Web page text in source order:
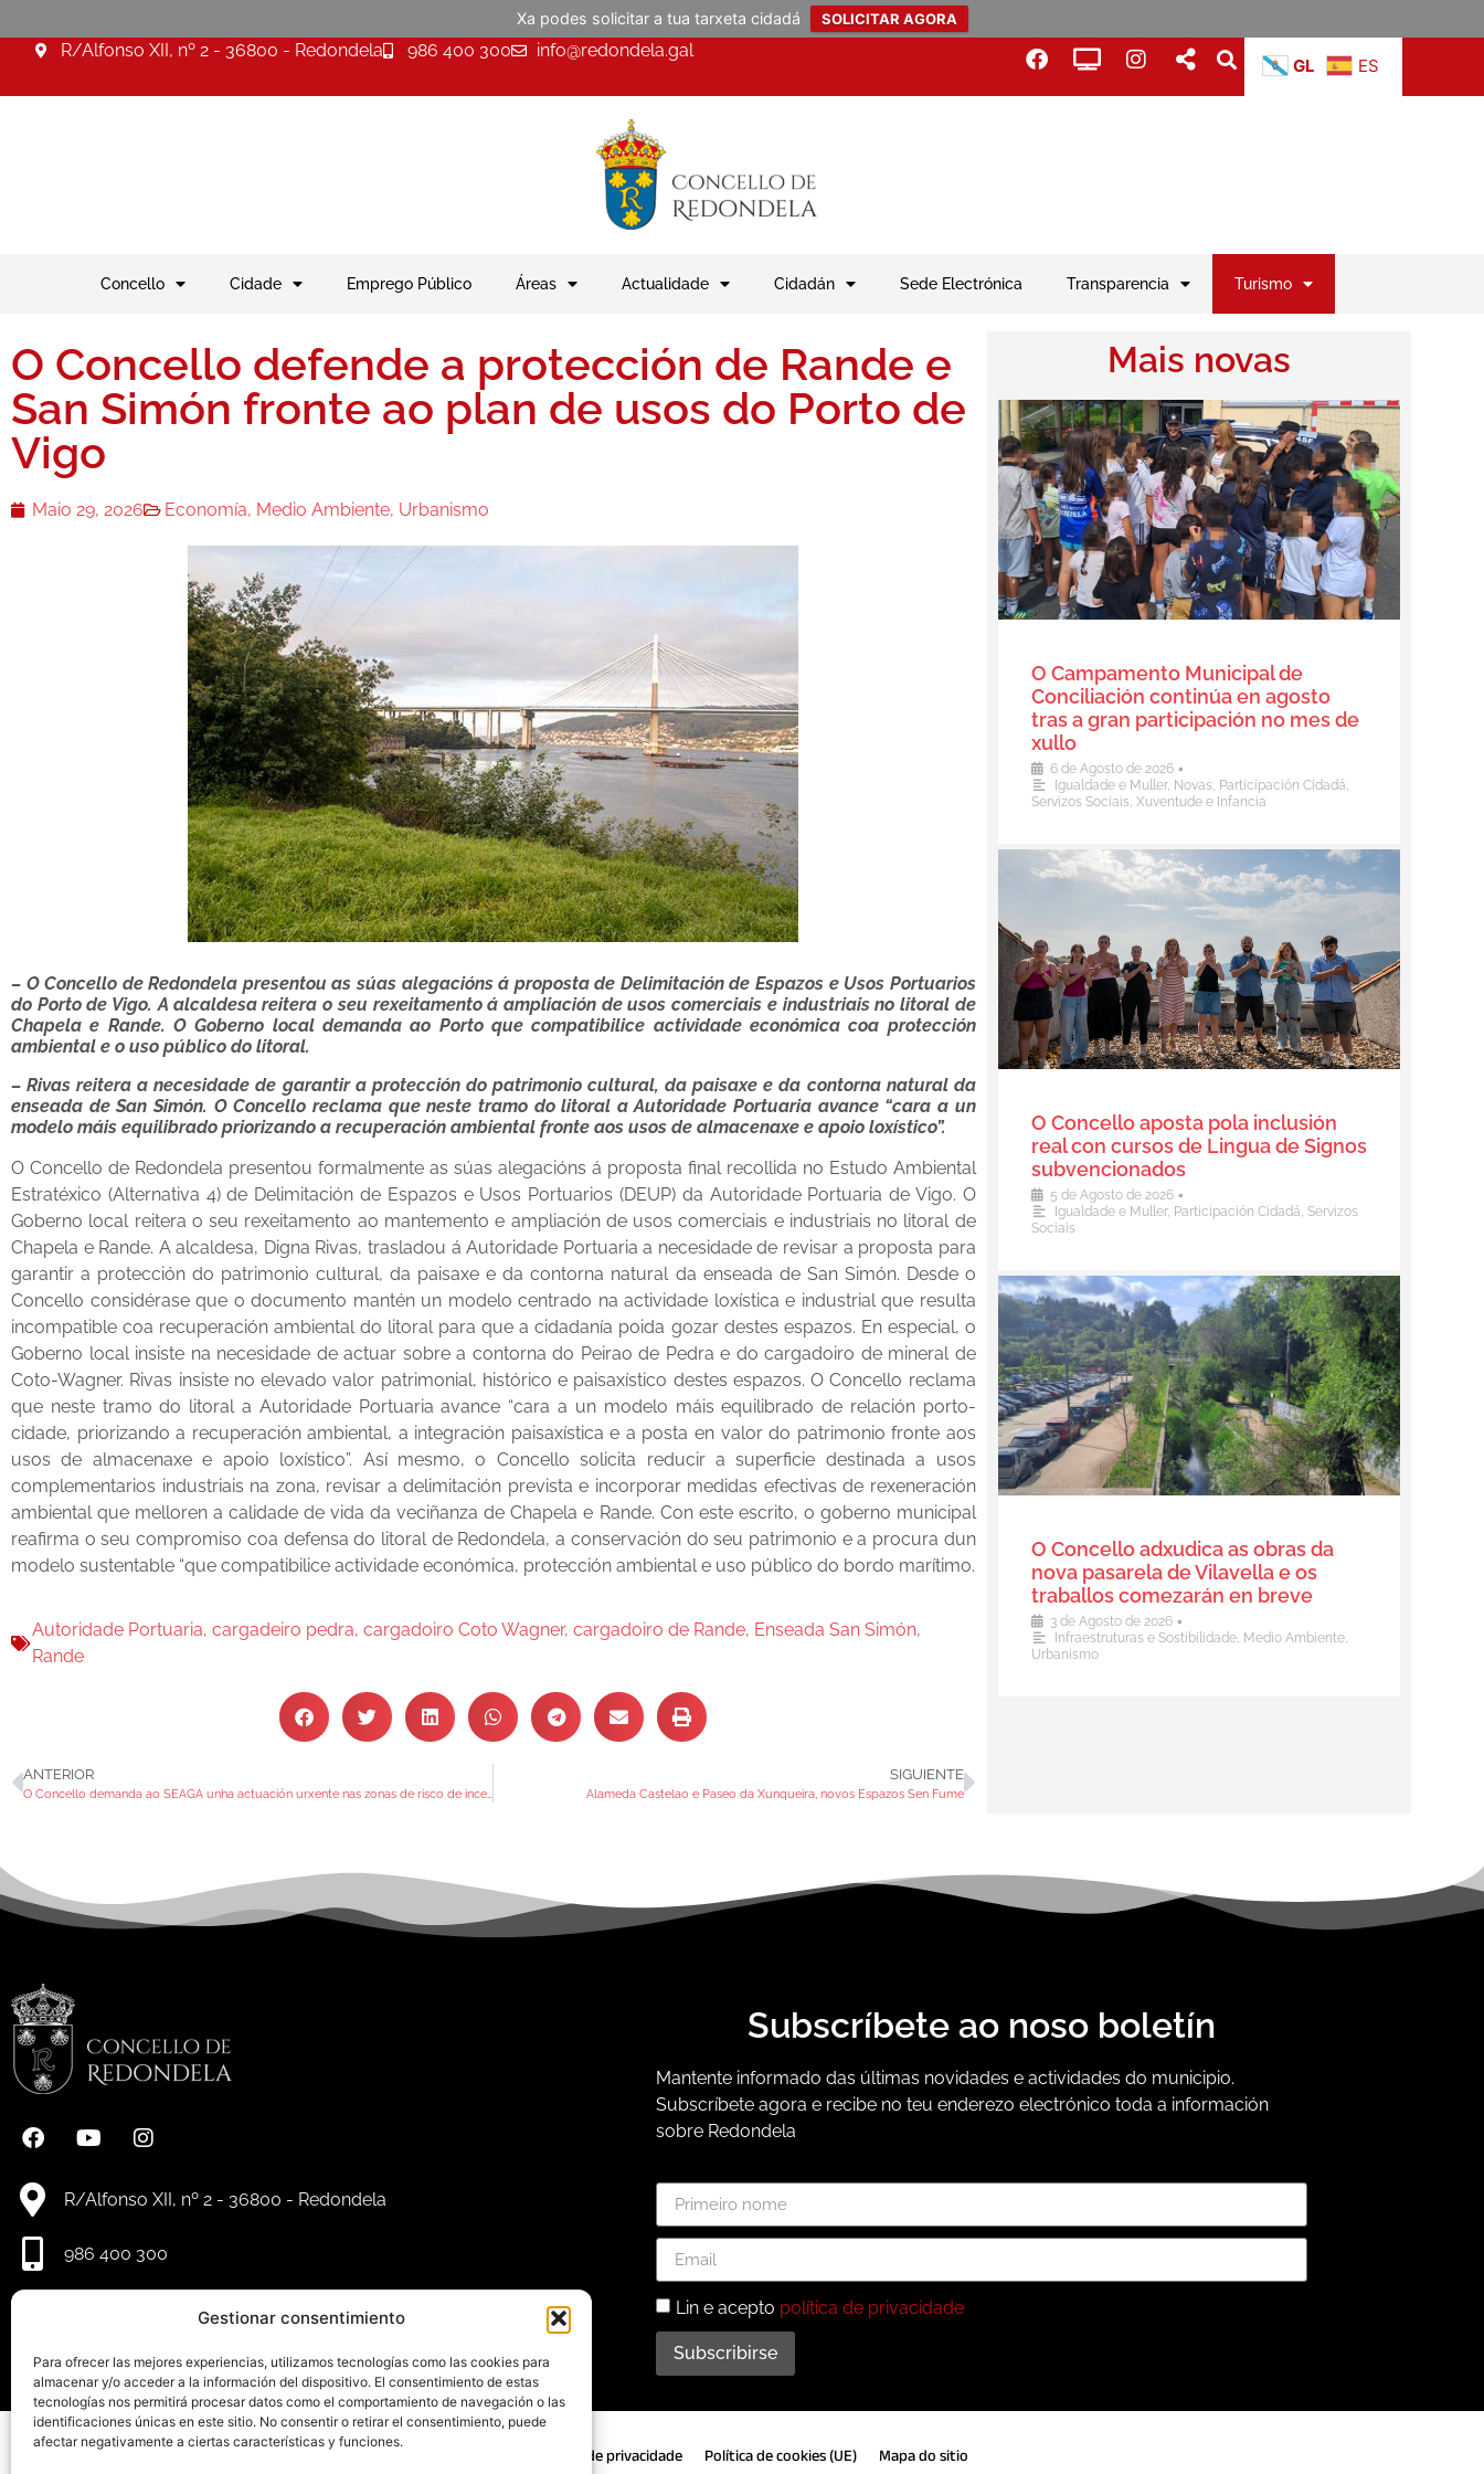
Gestionar consentimiento
Para ofrecer las mejores experiencias, utilizamos tecnologías como las cookies para
almacenar y/o acceder a la información del dispositivo. El consentimiento de estas
tecnologías nos permitirá procesar datos como el comportamiento de navegación o las
identificaciones únicas en este sitio. No consentir o retirar el consentimiento, puede
afectar negativamente a ciertas características y funciones.
Xa podes solicitar a tua tarxeta cidadá SOLICITAR AGORA
R/Alfonso XII, nº 2 - 36800 - Redondela 986 400 300 info@redondela.gal
GL ES
Concello Cidade Emprego Público Áreas Actualidade Cidadán Sede Electrónica Transparencia Turismo
O Concello defende a protección de Rande e
San Simón fronte ao plan de usos do Porto de
Vigo
Maio 29, 2026 Economía, Medio Ambiente, Urbanismo
– O Concello de Redondela presentou as súas alegacións á proposta de Delimitación de Espazos e Usos Portuarios
do Porto de Vigo. A alcaldesa reitera o seu rexeitamento á ampliación de usos comerciais e industriais no litoral de
Chapela e Rande. O Goberno local demanda ao Porto que compatibilice actividade económica coa protección
ambiental e o uso público do litoral.
– Rivas reitera a necesidade de garantir a protección do patrimonio cultural, da paisaxe e da contorna natural da
enseada de San Simón. O Concello reclama que neste tramo do litoral a Autoridade Portuaria avance “cara a un
modelo máis equilibrado priorizando a recuperación ambiental fronte aos usos de almacenaxe e apoio loxístico”.
O Concello de Redondela presentou formalmente as súas alegacións á proposta final recollida no Estudo Ambiental
Estratéxico (Alternativa 4) de Delimitación de Espazos e Usos Portuarios (DEUP) da Autoridade Portuaria de Vigo. O
Goberno local reitera o seu rexeitamento ao mantemento e ampliación de usos comerciais e industriais no litoral de
Chapela e Rande. A alcaldesa, Digna Rivas, trasladou á Autoridade Portuaria a necesidade de revisar a proposta para
garantir a protección do patrimonio cultural, da paisaxe e da contorna natural da enseada de San Simón. Desde o
Concello considérase que o documento mantén un modelo centrado na actividade loxística e industrial que resulta
incompatible coa recuperación ambiental do litoral para que a cidadanía poida gozar destes espazos. En especial, o
Goberno local insiste na necesidade de actuar sobre a contorna do Peirao de Pedra e do cargadoiro de mineral de
Coto-Wagner. Rivas insiste no elevado valor patrimonial, histórico e paisaxístico destes espazos. O Concello reclama
que neste tramo do litoral a Autoridade Portuaria avance “cara a un modelo máis equilibrado de relación porto-
cidade, priorizando a recuperación ambiental, a integración paisaxística e a posta en valor do patrimonio fronte aos
usos de almacenaxe e apoio loxístico”. Así mesmo, o Concello solicita reducir a superficie destinada a usos
complementarios industriais na zona, revisar a delimitación prevista e incorporar medidas efectivas de rexeneración
ambiental que melloren a calidade de vida da veciñanza de Chapela e Rande. Con este escrito, o goberno municipal
reafirma o seu compromiso coa defensa do litoral de Redondela, a conservación do seu patrimonio e a procura dun
modelo sustentable “que compatibilice actividade económica, protección ambiental e uso público do bordo marítimo.
Autoridade Portuaria, cargadeiro pedra, cargadoiro Coto Wagner, cargadoiro de Rande, Enseada San Simón,
Rande
ANTERIOR
O Concello demanda ao SEAGA unha actuación urxente nas zonas de risco de incendio forestal
SIGUIENTE
Alameda Castelao e Paseo da Xunqueira, novos Espazos Sen Fume
Mais novas
O Campamento Municipal de
Conciliación continúa en agosto
tras a gran participación no mes de
xullo
6 de Agosto de 2026 •
Igualdade e Muller, Novas Participación Cidadá
Servizos Sociais Xuventude e Infancia
O Concello aposta pola inclusión
real con cursos de Lingua de Signos
subvencionados
5 de Agosto de 2026 •
Igualdade e Muller, Participación Cidadá Servizos
Sociais
O Concello adxudica as obras da
nova pasarela de Vilavella e os
traballos comezarán en breve
3 de Agosto de 2026 •
Infraestruturas e Sostibilidade, Medio Ambiente,
Urbanismo
R/Alfonso XII, nº 2 - 36800 - Redondela
986 400 300
info@redondela.gal
Subscríbete ao noso boletín
Mantente informado das últimas novidades e actividades do municipio.
Subscríbete agora e recibe no teu enderezo electrónico toda a información
sobre Redondela
Lin e acepto política de privacidade
Subscribirse
Política de privacidade Política de cookies (UE) Mapa do sitio